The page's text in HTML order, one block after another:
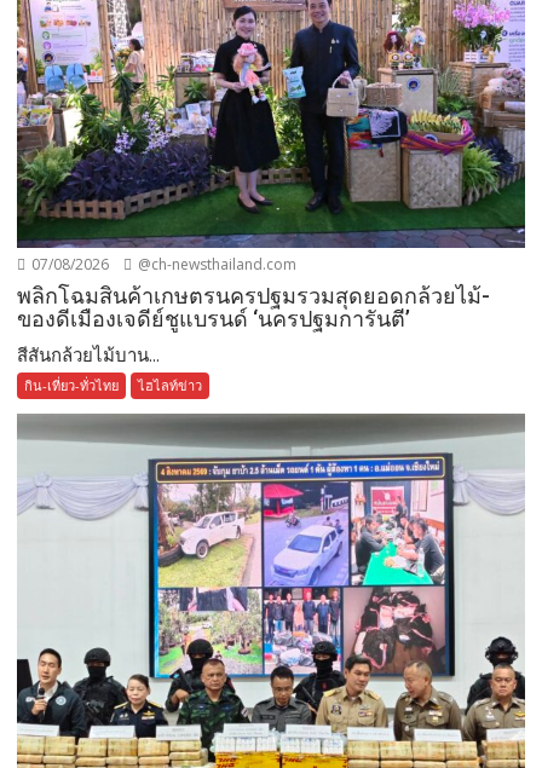
07/08/2026 @ch-newsthailand.com
พลิกโฉมสินค้าเกษตรนครปฐมรวมสุดยอดกล้วยไม้-
ของดีเมืองเจดีย์ชูแบรนด์ ‘นครปฐมการันตี’
สีสันกล้วยไม้บาน...
กิน-เที่ยว-ทั่วไทย ไฮไลท์ข่าว